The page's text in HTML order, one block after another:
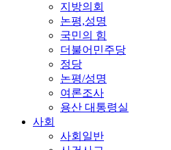
지방의회
논평,성명
국민의 힘
더불어민주당
정당
논평/성명
여론조사
용산 대통령실
사회
사회일반